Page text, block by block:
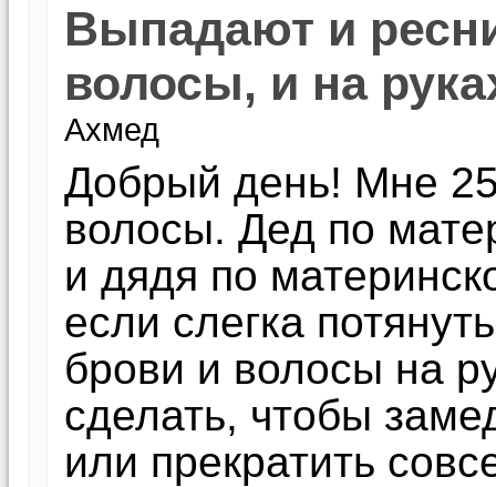
Выпадают и
волосы, и на
Ахмед
Добрый день! Мне
волосы. Дед по
и дядя по
если слегка
брови и волосы на
сделать, чтобы
или прекратить